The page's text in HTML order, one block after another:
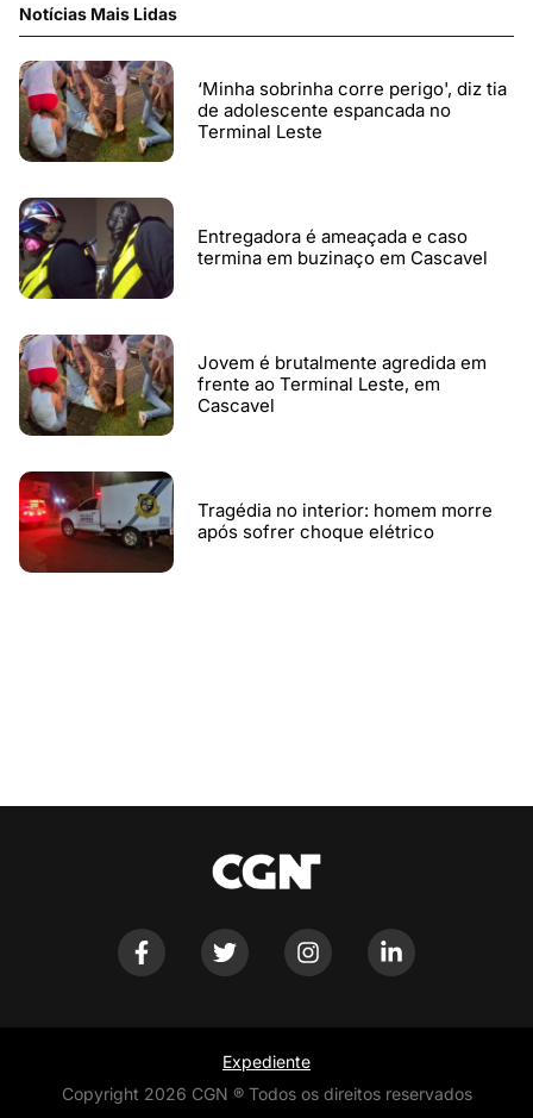
Notícias Mais Lidas
‘Minha sobrinha corre perigo', diz tia
de adolescente espancada no
Terminal Leste
Entregadora é ameaçada e caso
termina em buzinaço em Cascavel
Jovem é brutalmente agredida em
frente ao Terminal Leste, em
Cascavel
Tragédia no interior: homem morre
após sofrer choque elétrico
Expediente
Copyright 2026 CGN ® Todos os direitos reservados